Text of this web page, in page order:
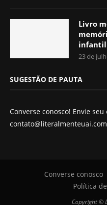
Livro
infantil
23 de
SUGESTÃO DE PAUTA
Converse conosco! Envie
Converse conosco
Política
Copyright ©